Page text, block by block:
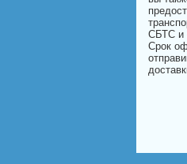
СБТС и
Срок